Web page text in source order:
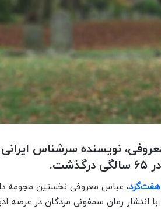
نویسنده سرشناس
هفت‌گرد